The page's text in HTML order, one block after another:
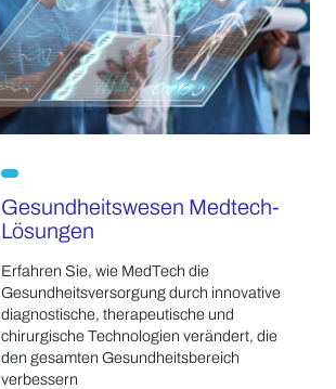
Gesundheitswesen Medtech-
Lösungen
Erfahren Sie, wie MedTech die
Gesundheitsversorgung durch innovative
diagnostische, therapeutische und
chirurgische Technologien verändert, die
den gesamten Gesundheitsbereich
verbessern